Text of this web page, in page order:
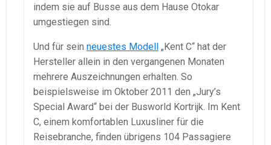
indem sie auf Busse aus dem Hause Otokar
umgestiegen sind.
Und für sein neuestes Modell „Kent C“ hat der
Hersteller allein in den vergangenen Monaten
mehrere Auszeichnungen erhalten. So
beispielsweise im Oktober 2011 den „Jury’s
Special Award“ bei der Busworld Kortrijk. Im Kent
C, einem komfortablen Luxusliner für die
Reisebranche, finden übrigens 104 Passagiere